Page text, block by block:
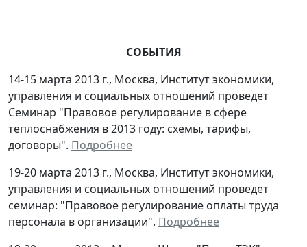
СОБЫТИЯ
14-15 марта 2013 г., Москва, Институт экономики,
управления и социальных отношений проведет
Семинар "Правовое регулирование в сфере
теплоснабжения в 2013 году: схемы, тарифы,
договоры". Подробнее
19-20 марта 2013 г., Москва, Институт экономики,
управления и социальных отношений проведет
семинар: "Правовое регулирование оплаты труда
персонала в организации". Подробнее